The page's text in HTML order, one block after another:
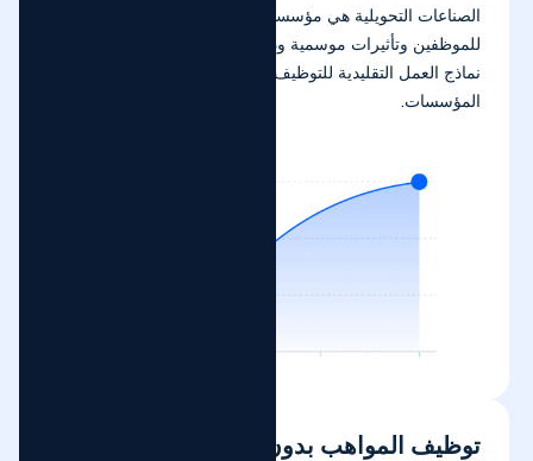
الصناعات التحويلية هي مؤسسة كثيفة العمالة، مع حركة عالية
للموظفين وتأثيرات موسمية ودورية واضحة. إذا تم اعتماد جميع
نماذج العمل التقليدية للتوظيف، سيزداد ضغط التكلفة على
المؤسسات.
توظيف المواهب بدون شركات محلية